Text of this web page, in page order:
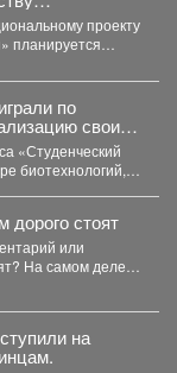
проекту
планируется
по
своих
«Студенческий
биотехнологий,
дорого стоят
или
На самом деле у
на